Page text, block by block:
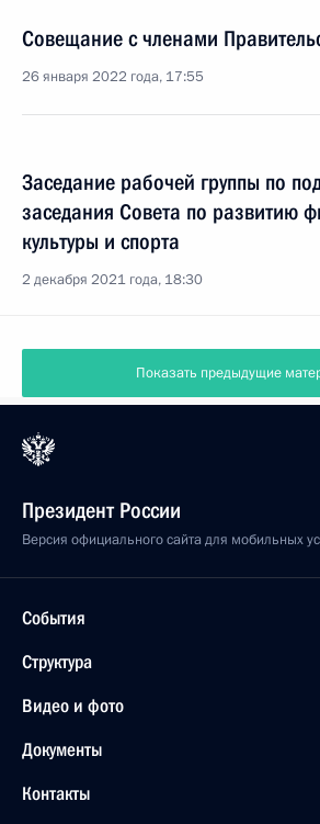
Совещание с членами
26 января 2022 года, 17:55
Заседание рабочей группы по
заседания Совета по развитию
культуры и спорта
2 декабря 2021 года, 18:30
Показать предыдущие
Президент России
Версия официального сайта для мобильных
События
Структура
Видео и фото
Документы
Контакты